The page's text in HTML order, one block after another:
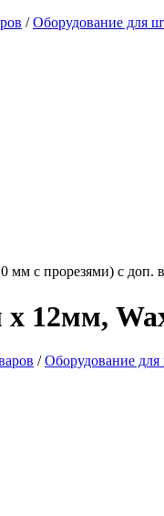
/ Оборудование для
12мм,
/ Оборудование